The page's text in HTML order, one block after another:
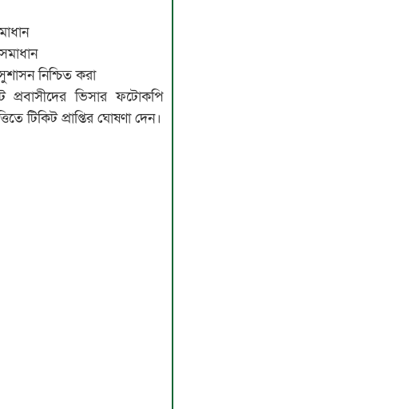
নিশ্চিত করা
প্রবাসীদের ভিসার ফটোকপি
টিকিট প্রাপ্তির ঘোষণা দেন।